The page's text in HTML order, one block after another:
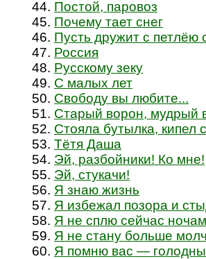
Постой, паровоз
Почему тает снег
Пусть дружит с петлёю
Россия
Русскому зеку
С малых лет
Свободу вы любите...
Старый ворон, мудрый
Стояла бутылка, кипел
Тётя Даша
Эй, разбойники! Ко мне!
Эй, стукачи!
Я знаю жизнь
Я избежал позора и
Я не сплю сейчас
Я не стану больше
Я помню вас —